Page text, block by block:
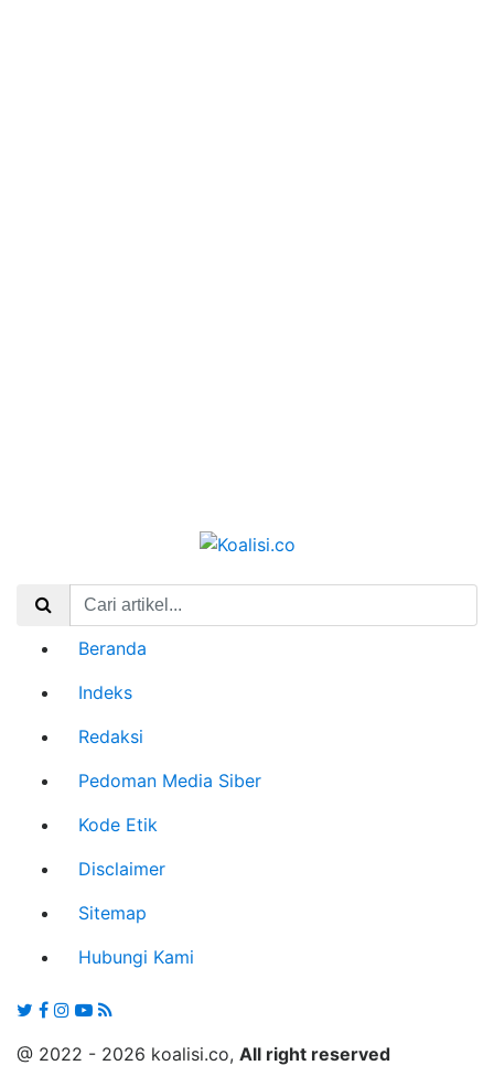
Beranda
Indeks
Redaksi
Pedoman Media Siber
Kode Etik
Disclaimer
Sitemap
Hubungi Kami
@ 2022 - 2026 koalisi.co, All right reserved